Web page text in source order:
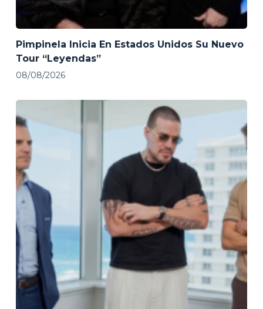
Pimpinela Inicia En Estados Unidos Su Nuevo
Tour “Leyendas”
08/08/2026